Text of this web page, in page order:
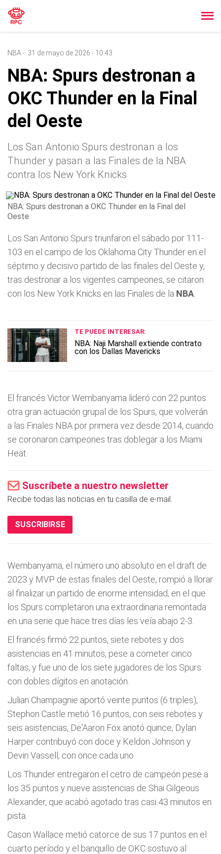
NBA - 31 de mayo de 2026 - 10:43
NBA: Spurs destronan a
OKC Thunder en la Final
del Oeste
Los San Antonio Spurs destronan a los
Thunder y pasan a las Finales de la NBA
contra los New York Knicks
NBA: Spurs destronan a OKC Thunder en la Final del
Oeste
Los San Antonio Spurs triunfaron el sábado por 111-
103 en el campo de los Oklahoma City Thunder en el
séptimo y decisivo partido de las finales del Oeste y,
tras destronar a los vigentes campeones, se citaron
con los New York Knicks en las Finales de la NBA
TE PUEDE INTERESAR:
NBA: Naji Marshall extiende contrato
con los Dallas Mavericks
El francés Victor Wembanyama lideró con 22 puntos
otra gran actuación grupal de los Spurs, que volverán
a las Finales NBA por primera vez desde 2014, cuando
se coronaron campeones tras doblegar a los Miami
Heat.
Suscríbete a nuestro newsletter
Recibe todas las noticias en tu casilla de e-mail.
SUSCRIBIRSE
Wembanyama, el número uno absoluto en el draft de
2023 y MVP de estas finales del Oeste, rompió a llorar
al finalizar un partido de enorme intensidad, en el que
los Spurs completaron una extraordinaria remontada
en una serie que hace tres días les veía abajo 2-3.
El francés firmó 22 puntos, siete rebotes y dos
asistencias en 41 minutos, pese a cometer cinco
faltas, y fue uno de los siete jugadores de los Spurs
con dobles dígitos en anotación.
Julian Champagnie aportó veinte puntos (6 triples),
Stephon Castle metió 16 puntos, con seis rebotes y
seis asistencias, De'Aaron Fox anotó quince, Dylan
Harper contribuyó con doce y Keldon Johnson y
Devin Vassell, con once cada uno.
Los Thunder entregaron el cetro de campeón pese a
los 35 puntos y nueve asistencias de Shai Gilgeous
Alexander, que acabó agotado tras casi 43 minutos en
pista.
Cason Wallace metió catorce de sus 17 puntos en el
cuarto período y el banquillo de OKC sostuvo al